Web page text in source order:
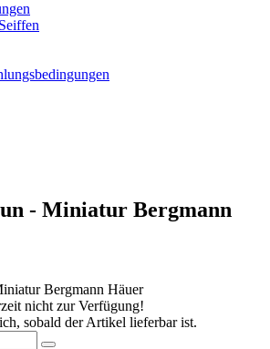
- Miniatur Bergmann
nicht zur Verfügung!
sobald der Artikel lieferbar ist.